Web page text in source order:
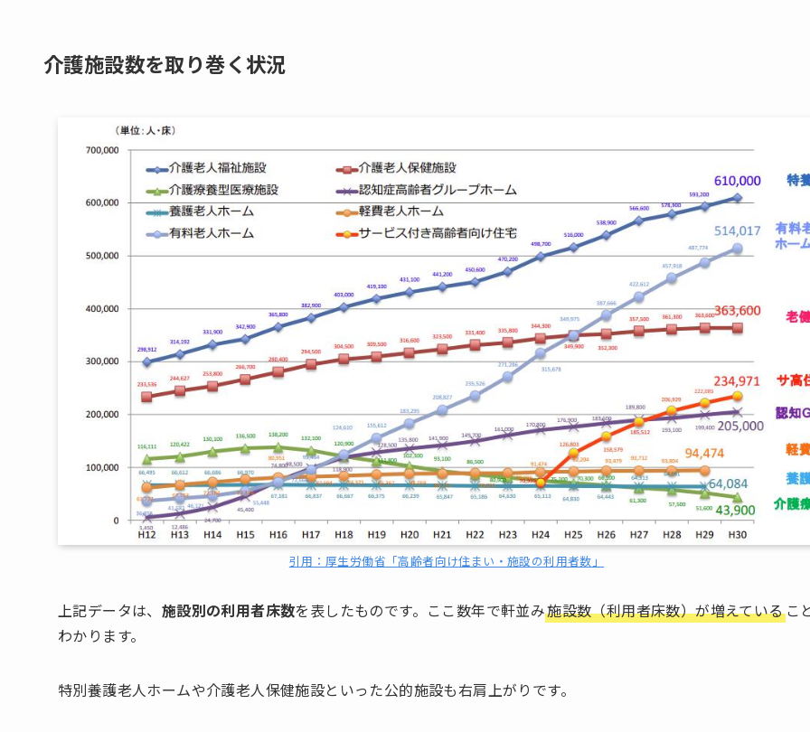
介護施設数を取り巻く状況
引用：厚生労働省「高齢者向け住まい・施設の利用者数」
上記データは、 施設別の利用者床数を表したものです。ここ数年で軒並み施設数（利用者床数）が増えているこ
わかります。
特別養護老人ホームや介護老人保健施設といった公的施設も右肩上がりです。